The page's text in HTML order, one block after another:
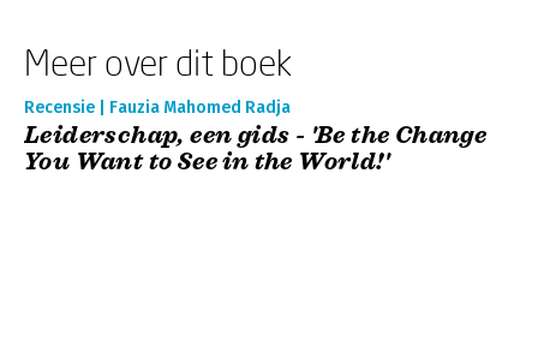
Meer over dit boek
Recensie | Fauzia Mahomed Radja
Leiderschap, een gids - 'Be the Change
You Want to See in the World!'